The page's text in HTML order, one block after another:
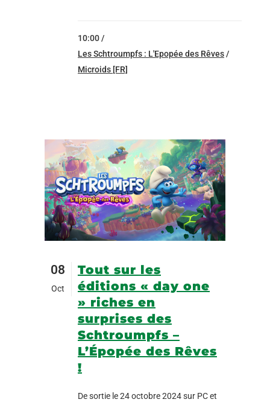
10:00 /
Les Schtroumpfs : L'Epopée des Rêves /
Microids [FR]
08
Oct
Tout sur les
éditions « day one
» riches en
surprises des
Schtroumpfs –
L’Épopée des Rêves
!
De sortie le 24 octobre 2024 sur PC et